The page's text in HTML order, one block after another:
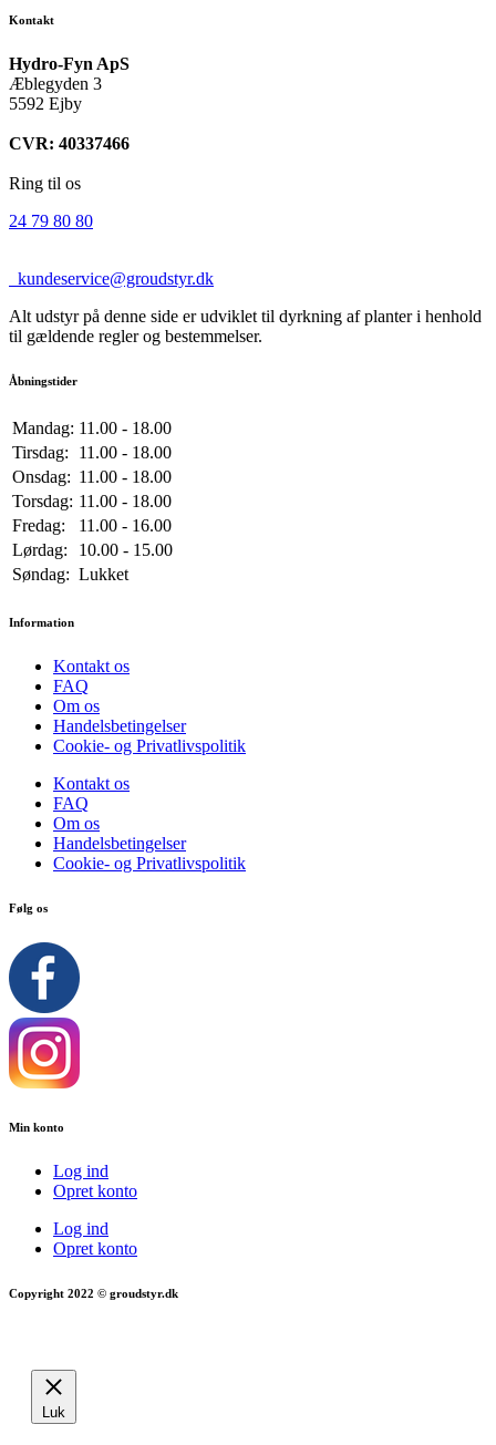
Kontakt
Hydro-Fyn ApS
Æblegyden 3
5592 Ejby
CVR: 40337466
Ring til os
24 79 80 80
kundeservice@groudstyr.dk
Alt udstyr på denne side er udviklet til dyrkning af planter i henhold
til gældende regler og bestemmelser.
Åbningstider
Mandag: 11.00 - 18.00
Tirsdag:
11.00 - 18.00
Onsdag: 11.00 - 18.00
Torsdag: 11.00 - 18.00
Fredag:
11.00 - 16.00
Lørdag:
10.00 - 15.00
Søndag: Lukket
Information
Kontakt os
FAQ
Om os
Handelsbetingelser
Cookie- og Privatlivspolitik
Kontakt os
FAQ
Om os
Handelsbetingelser
Cookie- og Privatlivspolitik
Følg os
Min konto
Log ind
Opret konto
Log ind
Opret konto
Copyright 2022 © groudstyr.dk
Luk